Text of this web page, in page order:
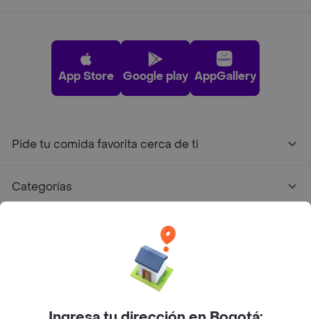
App Store Google play AppGallery
Pide tu comida favorita cerca de ti
Categorías
Facebook
Twitter
Instagram